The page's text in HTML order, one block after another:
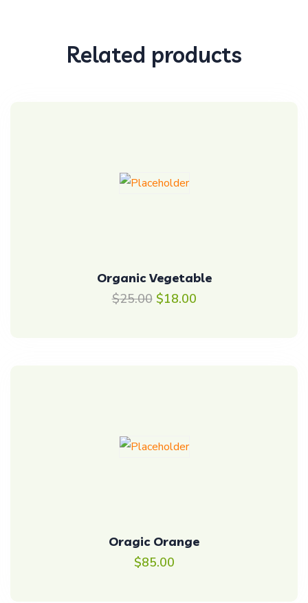
Related products
Organic Vegetable
$25.00 $18.00
Oragic Orange
$85.00